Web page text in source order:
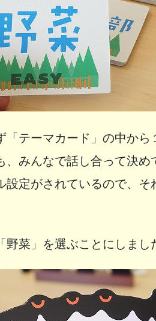
テーマカード」の中から
みんなで話し合って決め
設定がされているので、そ
菜」を選ぶことにしまし